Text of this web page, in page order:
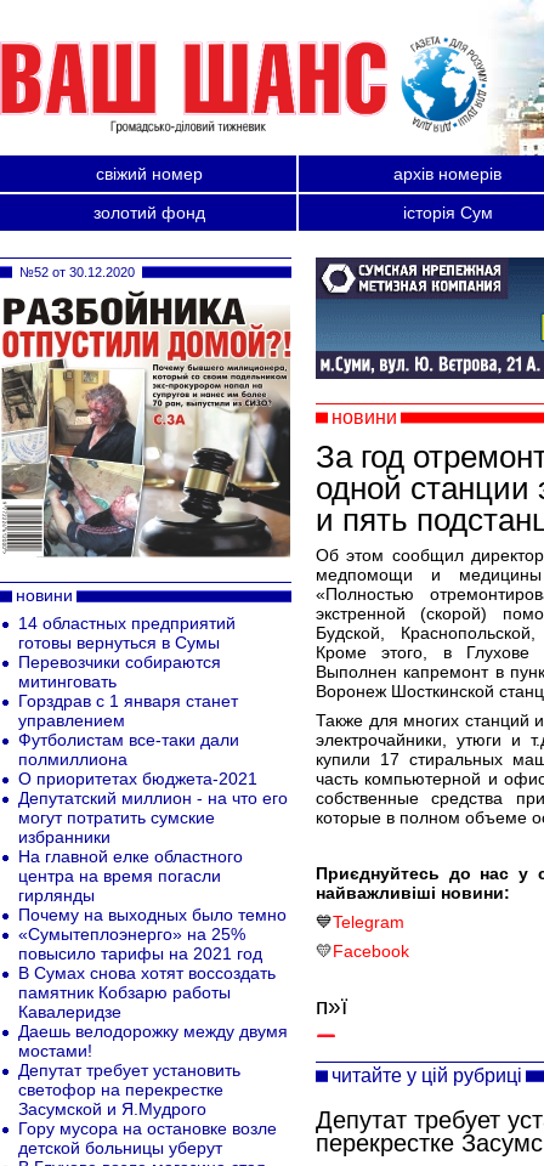
свіжий номер
архів номерів
золотий фонд
історія Сум
новини
За год
одной
и пять
Об этом сообщил директор
медпомощи и медицины
«Полностью
экстренной (скорой)
Будской,
Кроме этого, в Глухове
Выполнен капремонт в
Воронеж Шосткинской
Также для многих станций
электрочайники, утюги и
купили 17 стиральных
часть компьютерной и
собственные средства
которые в полном объеме
Приєднуйтесь до нас у
найважливіші новини:
💙Telegram
💛Facebook
п»ї
читайте у цій рубриці
Депутат требует
перекрестке
№52 от 30.12.2020
новини
14 областных предприятий
готовы вернуться в Сумы
Перевозчики собираются
митинговать
Горздрав с 1 января станет
управлением
Футболистам все-таки дали
полмиллиона
О приоритетах бюджета-2021
Депутатский миллион - на что его
могут потратить сумские
избранники
На главной елке областного
центра на время погасли
гирлянды
Почему на выходных было темно
«Сумытеплоэнерго» на 25%
повысило тарифы на 2021 год
В Сумах снова хотят воссоздать
памятник Кобзарю работы
Кавалеридзе
Даешь велодорожку между двумя
мостами!
Депутат требует установить
светофор на перекрестке
Засумской и Я.Мудрого
Гору мусора на остановке возле
детской больницы уберут